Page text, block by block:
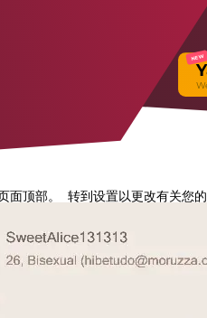
NEW
面顶部。 转到设置以更改有关您